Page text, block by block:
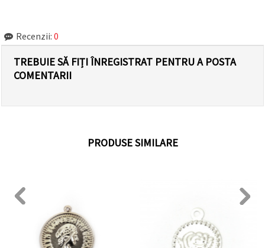
Recenzii: 0
TREBUIE SĂ FIȚI ÎNREGISTRAT PENTRU A POSTA
COMENTARII
PRODUSE SIMILARE